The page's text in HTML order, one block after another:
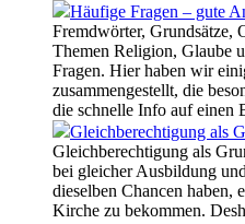
Häufige Fragen – gute
Fremdwörter, Grundsätze,
Themen Religion, Glaube
Fragen. Hier haben wir
zusammengestellt, die
die schnelle Info auf einen
Gleichberechtigung als
Gleichberechtigung als
bei gleicher Ausbildung
dieselben Chancen haben,
Kirche zu bekommen.